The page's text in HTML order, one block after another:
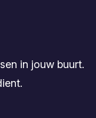
in jouw buurt.